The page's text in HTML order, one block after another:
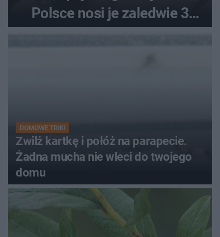
Polsce nosi je zaledwie 3
DOMOWE TRIKI
Zwilż kartkę i połóż na parapecie.
Żadna mucha nie wleci do twojego
domu